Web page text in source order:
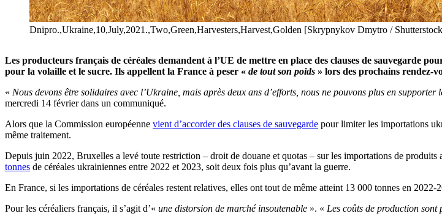
Dnipro.,Ukraine,10,July,2021.,Two,Green,Harvesters,Harvest,Golden [Skrypnykov Dmytro /
Les producteurs français de céréales demandent à l’UE de mettre en place des clauses de sauvegarde
pour la volaille et le sucre. Ils appellent la France à peser « de tout son poids » lors des prochains rendez-
« Nous devons être solidaires avec l’Ukraine, mais après deux ans d’efforts, nous ne pouvons plus en supporter
mercredi 14 février dans un communiqué.
Alors que la Commission européenne vient d’accorder des clauses de sauvegarde pour limiter les importations
même traitement.
Depuis juin 2022, Bruxelles a levé toute restriction – droit de douane et quotas – sur les importations de
tonnes de céréales ukrainiennes entre 2022 et 2023, soit deux fois plus qu’avant la guerre.
En France, si les importations de céréales restent relatives, elles ont tout de même atteint 13 000 tonnes en
Pour les céréaliers français, il s’agit d’« une distorsion de marché insoutenable ». « Les coûts de production sont